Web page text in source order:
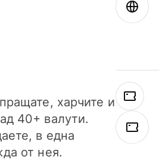
харчите и
40+ валути.
в една
от нея.